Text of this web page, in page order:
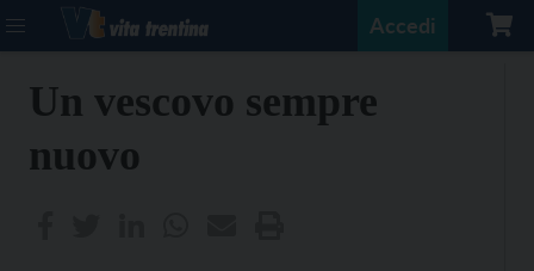
Accedi
Un vescovo sempre
nuovo